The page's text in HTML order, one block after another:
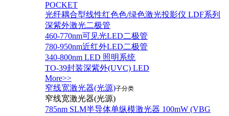
POCKET
光纤耦合型线性红色色/绿色激光投影仪 LDF系列
深紫外激光二极管
460-770nm可见光LED二极管
780-950nm近红外LED二极管
340-800nm LED 照明系统
TO-39封装深紫外(UVC) LED
More>>
窄线宽激光器(光源)子分类
窄线宽激光器(光源)
785nm SLM半导体单纵模激光器 100mW (VBG